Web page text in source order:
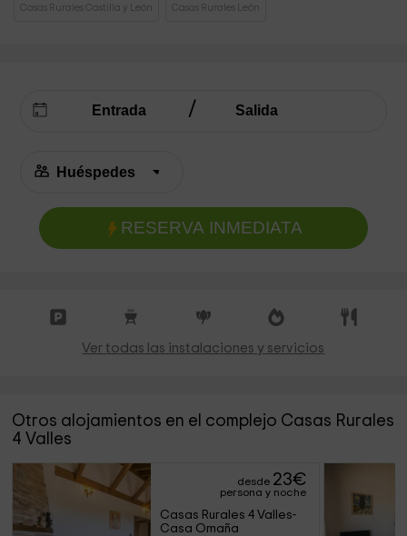
Casas Rurales Castilla y León Casas Rurales León
RESERVA INMEDIATA
Ver todas las instalaciones y servicios
Otros alojamientos en el complejo Casas Rurales
4 Valles
desde 23€
persona y noche
Casas Rurales 4 Valles-
Casa Omaña